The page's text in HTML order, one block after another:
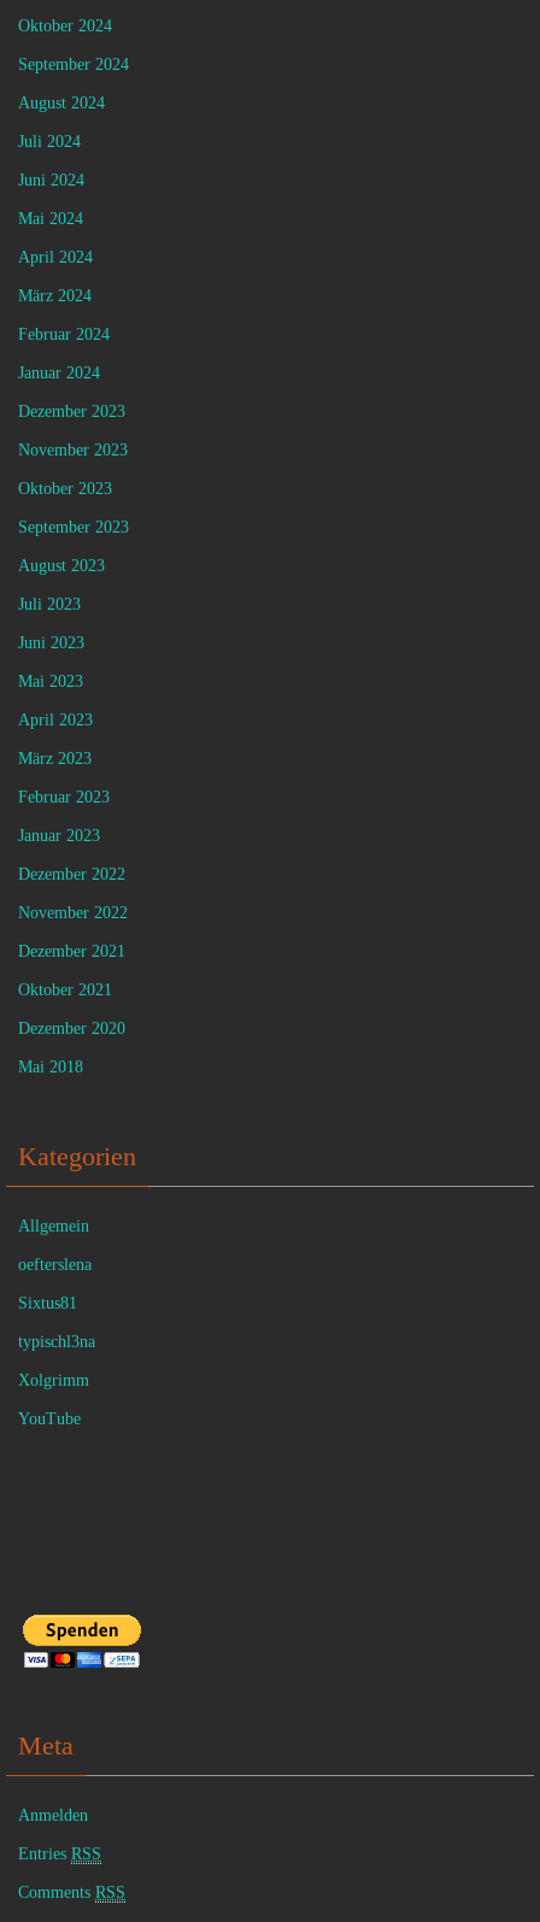
Oktober 2024
September 2024
August 2024
Juli 2024
Juni 2024
Mai 2024
April 2024
März 2024
Februar 2024
Januar 2024
Dezember 2023
November 2023
Oktober 2023
September 2023
August 2023
Juli 2023
Juni 2023
Mai 2023
April 2023
März 2023
Februar 2023
Januar 2023
Dezember 2022
November 2022
Dezember 2021
Oktober 2021
Dezember 2020
Mai 2018
Kategorien
Allgemein
oefterslena
Sixtus81
typischl3na
Xolgrimm
YouTube
Meta
Anmelden
Entries RSS
Comments RSS